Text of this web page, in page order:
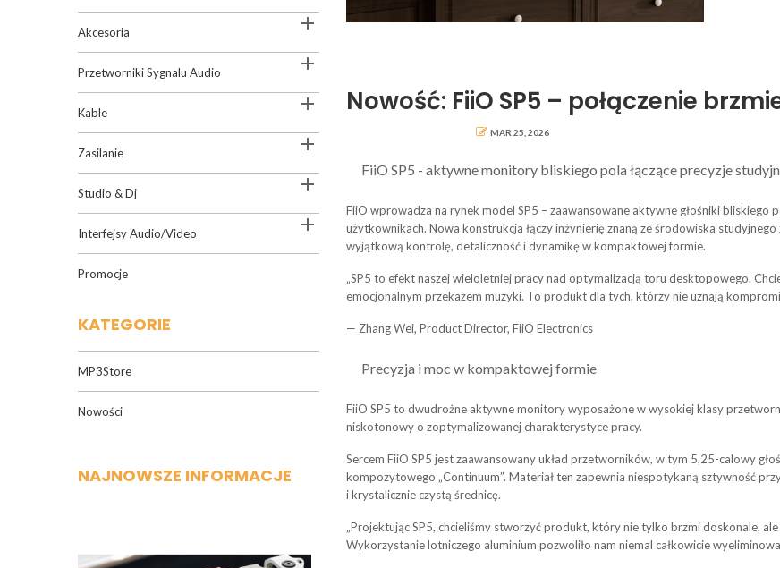
Akcesoria 
Przetworniki Sygnalu Audio 
Kable 
Zasilanie 
Studio & Dj 
Interfejsy Audio/Video 
Promocje
KATEGORIE
MP3Store
Nowości
NAJNOWSZE INFORMACJE
Nowość: FiiO SP5 – połączenie
MAR 25, 2026
FiiO SP5 - aktywne monitory bliskiego pola łączące precyzje
FiiO wprowadza na rynek model SP5 – zaawansowane aktywne głośniki
użytkownikach. Nowa konstrukcja łączy inżynierię znaną ze środowiska
wyjątkową kontrolę, detaliczność i dynamikę w kompaktowej formie.
„SP5 to efekt naszej wieloletniej pracy nad optymalizacją toru desktopowego.
emocjonalnym przekazem muzyki. To produkt dla tych, którzy nie uznają
— Zhang Wei, Product Director, FiiO Electronics
Precyzja i moc w kompaktowej formie
FiiO SP5 to dwudrożne aktywne monitory wyposażone w wysokiej klasy
niskotonowy o zoptymalizowanej charakterystyce pracy.
Sercem FiiO SP5 jest zaawansowany układ przetworników, w tym 5,25-calowy
kompozytowego „Continuum”. Materiał ten zapewnia niespotykaną sztywność
i krystalicznie czystą średnicę.
„Projektując SP5, chcieliśmy stworzyć produkt, który nie tylko brzmi doskonale,
Wykorzystanie lotniczego aluminium pozwoliło nam niemal całkowicie